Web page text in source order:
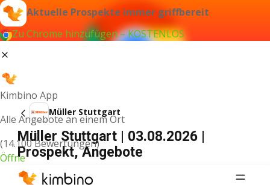
Aktuelle Prospekte immer griffbereit
Zu Chrome hinzufügen – KOSTENLOS
Kimbino App
Alle Angebote an einem Ort
(14.100 Bewertungen)
Öffne
Müller Stuttgart
Müller Stuttgart | 03.08.2026 |
Prospekt, Angebote